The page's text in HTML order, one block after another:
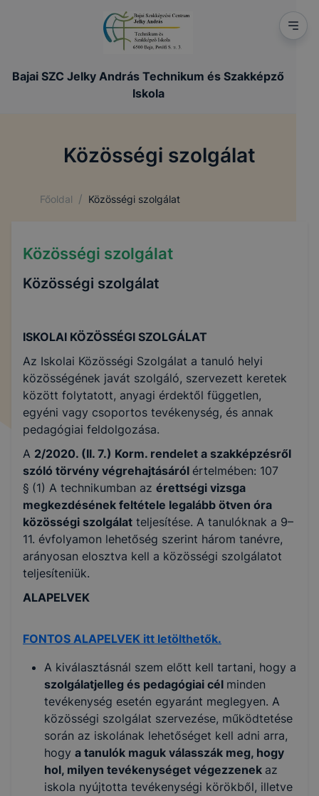
Bajai SZC Jelky András Technikum és Szakképző
Iskola
Közösségi szolgálat
Főoldal / Közösségi szolgálat
Közösségi szolgálat
Közösségi szolgálat
ISKOLAI KÖZÖSSÉGI SZOLGÁLAT
Az Iskolai Közösségi Szolgálat a tanuló helyi
közösségének javát szolgáló, szervezett keretek
között folytatott, anyagi érdektől független,
egyéni vagy csoportos tevékenység, és annak
pedagógiai feldolgozása.
A 2/2020. (II. 7.) Korm. rendelet a szakképzésről
szóló törvény végrehajtásáról értelmében: 107
§ (1) A technikumban az érettségi vizsga
megkezdésének feltétele legalább ötven óra
közösségi szolgálat teljesítése. A tanulóknak a 9–
11. évfolyamon lehetőség szerint három tanévre,
arányosan elosztva kell a közösségi szolgálatot
teljesíteniük.
ALAPELVEK
FONTOS ALAPELVEK itt letölthetők.
A kiválasztásnál szem előtt kell tartani, hogy a
szolgálatjelleg és pedagógiai cél minden
tevékenység esetén egyaránt meglegyen. A
közösségi szolgálat szervezése, működtetése
során az iskolának lehetőséget kell adni arra,
hogy a tanulók maguk válasszák meg, hogy
hol, milyen tevékenységet végezzenek az
iskola nyújtotta tevékenységi körökből, illetve